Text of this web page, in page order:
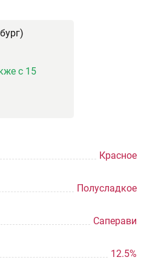
с 15
Красное
Полусладкое
Саперави
12.5%